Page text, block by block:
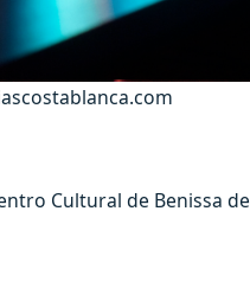
Cultural de Benissa de